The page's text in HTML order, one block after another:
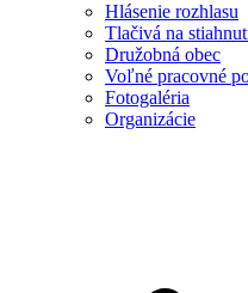
Hlásenie rozhlasu
Tlačivá na
Družobná obec
Voľné pracovné
Fotogaléria
Organizácie